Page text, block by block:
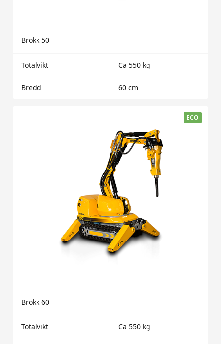
Brokk 50
Totalvikt Ca 550 kg
Bredd 60 cm
ECO
Brokk 60
Totalvikt Ca 550 kg